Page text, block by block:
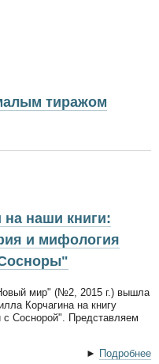
тиражом
на наши книги:
и мифология
мир" (№2, 2015 г.) вышла
Корчагина на книгу
с Соснорой". Представляем
► Подробнее